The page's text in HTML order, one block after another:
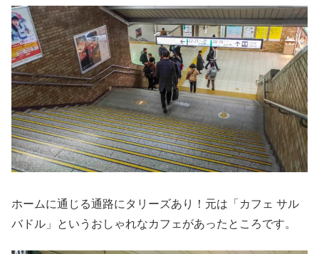
ホームに通じる通路にタリーズあり！元は「カフェ サル
バドル」というおしゃれなカフェがあったところです。